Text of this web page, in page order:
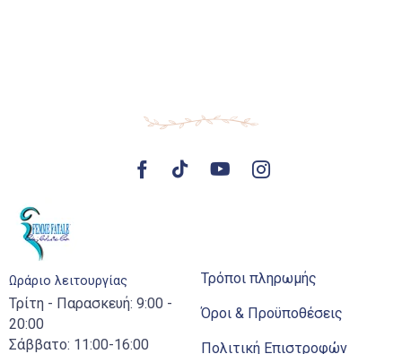
Ωράριο λειτουργίας
Τρίτη - Παρασκευή: 9:00 -
20:00
Σάββατο: 11:00-16:00
Τρόποι πληρωμής
Όροι & Προϋποθέσεις
Πολιτική Επιστροφών